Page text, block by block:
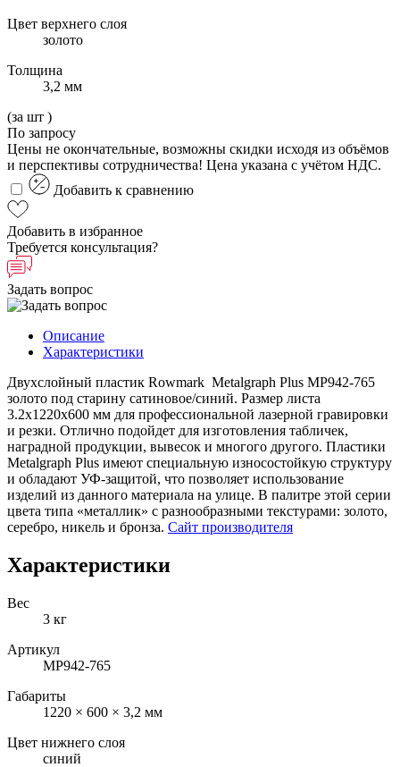
Цвет верхнего слоя
золото
Толщина
3,2 мм
(за шт )
По запросу
Цены не окончательные, возможны скидки исходя из объёмов
и перспективы сотрудничества! Цена указана с учётом НДС.
Добавить к сравнению
Добавить в избранное
Требуется консультация?
Задать вопрос
Описание
Характеристики
Двухслойный пластик Rowmark Metalgraph Plus MP942-765
золото под старину сатиновое/синий. Размер листа
3.2х1220x600 мм для профессиональной лазерной гравировки
и резки. Отлично подойдет для изготовления табличек,
наградной продукции, вывесок и многого другого. Пластики
Metalgraph Plus имеют специальную износостойкую структуру
и обладают УФ-защитой, что позволяет использование
изделий из данного материала на улице. В палитре этой серии
цвета типа «металлик» с разнообразными текстурами: золото,
серебро, никель и бронза. Сайт производителя
Характеристики
Вес
3 кг
Артикул
MP942-765
Габариты
1220 × 600 × 3,2 мм
Цвет нижнего слоя
синий